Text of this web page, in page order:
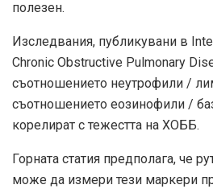
полезен.
Изследвания, публикувани в
Chronic Obstructive Pulmonary
съотношението неутрофили /
съотношението еозинофили /
корелират с тежестта на ХОББ.
Горната статия предполага, че
може да измери тези маркери